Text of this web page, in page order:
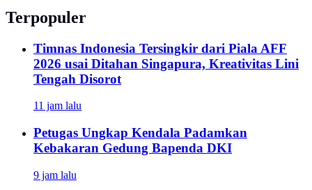
Terpopuler
Timnas Indonesia Tersingkir dari Piala AFF
2026 usai Ditahan Singapura, Kreativitas Lini
Tengah Disorot
11 jam lalu
Petugas Ungkap Kendala Padamkan
Kebakaran Gedung Bapenda DKI
9 jam lalu